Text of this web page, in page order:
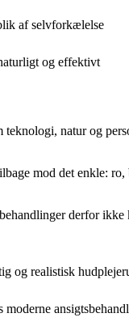
af selvforkælelse
og effektivt
natur og
mod det enkle:
derfor
og realistisk